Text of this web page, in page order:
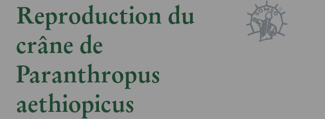
Reproduction du
crâne de
Paranthropus
aethiopicus